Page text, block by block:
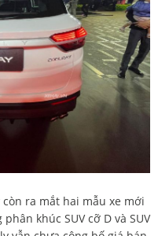
còn ra mắt hai mẫu xe mới
khúc SUV cỡ D và SUV